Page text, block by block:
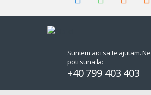
Suntem aici sa te ajutam. Ne
poti suna la:
+40 799 403 403